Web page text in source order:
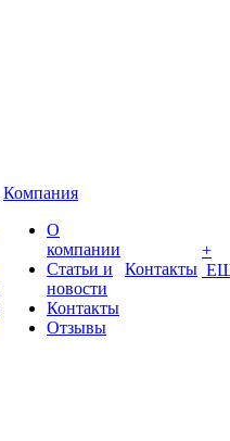
Компания
О
компании
Статьи и
новости
Контакты
Отзывы
Контакты
+